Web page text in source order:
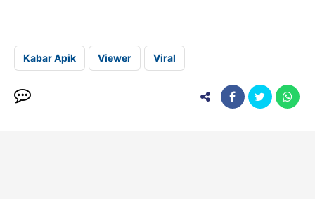
Kabar Apik Viewer Viral